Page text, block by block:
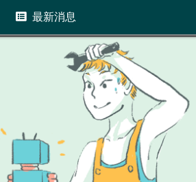
最新消息